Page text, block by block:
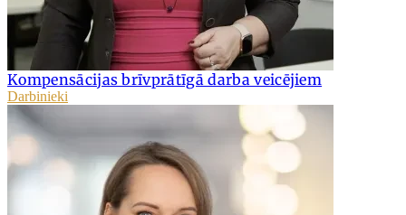
Kompensācijas brīvprātīgā darba veicējiem
Darbinieki